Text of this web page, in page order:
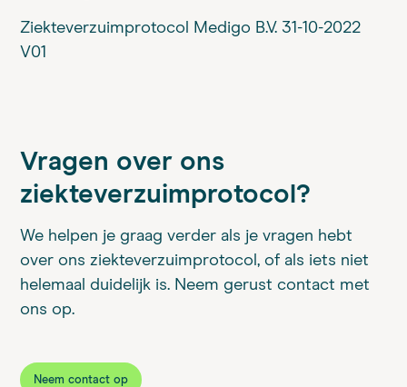
Ziekteverzuimprotocol Medigo B.V. 31-10-2022
V01
Vragen over ons
ziekteverzuimprotocol?
We helpen je graag verder als je vragen hebt
over ons ziekteverzuimprotocol, of als iets niet
helemaal duidelijk is. Neem gerust contact met
ons op.
Neem contact op